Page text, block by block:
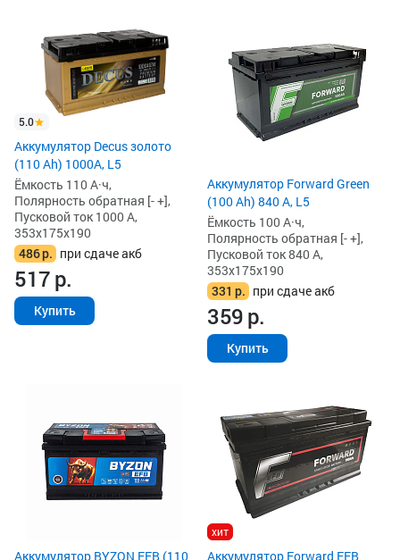
5.0
Аккумулятор Decus золото
(110 Ah) 1000A, L5
Ёмкость 110 А·ч,
Полярность обратная [- +],
Пусковой ток 1000 А,
353x175x190
486р. при сдаче акб
517р.
Купить
Аккумулятор Forward Green
(100 Ah) 840 А, L5
Ёмкость 100 А·ч,
Полярность обратная [- +],
Пусковой ток 840 А,
353x175x190
331 р. при сдаче акб
359р.
Купить
Аккумулятор BYZON EFB (110
хит
Аккумулятор Forward EFB